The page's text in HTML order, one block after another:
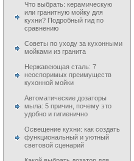
Что выбрать: керамическую
или гранитную мойку для
кухни? Подробный гид по
сравнению
Советы по уходу за кухонными
мойками из гранита
Нержавеющая сталь: 7
неоспоримых преимуществ
кухонной мойки
Автоматические дозаторы
мыла: 5 причин, почему это
удобно и гигиенично
Освещение кухни: как создать
функциональный и уютный
световой сценарий